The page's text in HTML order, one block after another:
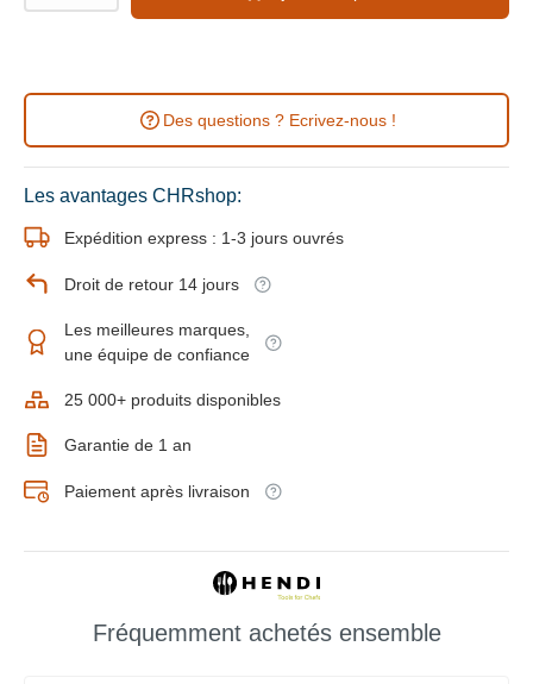
Des questions ? Ecrivez-nous !
Les avantages CHRshop:
Expédition express : 1-3 jours ouvrés
Droit de retour 14 jours
Les meilleures marques,
une équipe de confiance
25 000+ produits disponibles
Garantie de 1 an
Paiement après livraison
Fréquemment achetés ensemble